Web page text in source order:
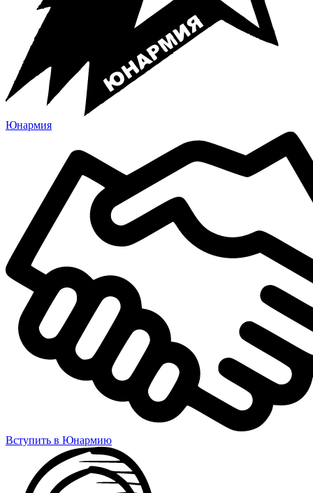
Юнармия
Вступить в Юнармию